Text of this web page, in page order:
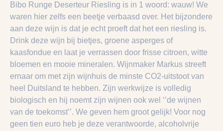
Bibo Runge Deserteur Riesling is in 1 woord: wauw! We
waren hier zelfs een beetje verbaasd over. Het bijzondere
aan deze wijn is dat je echt proeft dat het een riesling is.
Drink deze wijn bij bietjes, groene asperges of
kaasfondue en laat je verrassen door frisse citroen, witte
bloemen en mooie mineralen. Wijnmaker Markus streeft
ernaar om met zijn wijnhuis de minste CO2-uitstoot van
heel Duitsland te hebben. Zijn werkwijze is volledig
biologisch en hij noemt zijn wijnen ook wel ‘’de wijnen
van de toekomst’’. We geven hem groot gelijk! Voor nog
geen tien euro heb je deze verantwoorde, alcoholvrije